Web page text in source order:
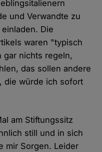
und Verwandte zu
Die
waren "typisch
gar nichts regeln,
das sollen andere
die würde ich sofort
am Stiftungssitz
still und in sich
mir Sorgen. Leider